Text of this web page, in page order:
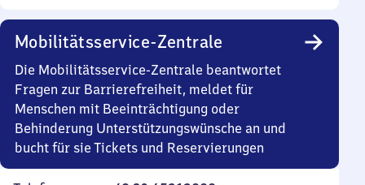
Mobilitätsservice-Zentrale
Die Mobilitätsservice-Zentrale beantwortet
Fragen zur Barrierefreiheit, meldet für
Menschen mit Beeinträchtigung oder
Behinderung Unterstützungswünsche an und
bucht für sie Tickets und Reservierungen